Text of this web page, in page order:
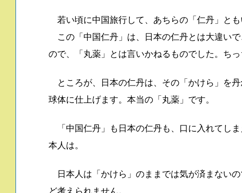
若い頃に中国旅行して、あちらの「仁丹」とも
この「中国仁丹」は、日本の仁丹とは大違い
ので、「丸薬」とは言いかねるものでした。ち
ところが、日本の仁丹は、その「かけら」を
球体に仕上げます。本当の「丸薬」です。
「中国仁丹」も日本の仁丹も、口に入れてし
本人は。
日本人は「かけら」のままでは気が済まない
ど考えられません。